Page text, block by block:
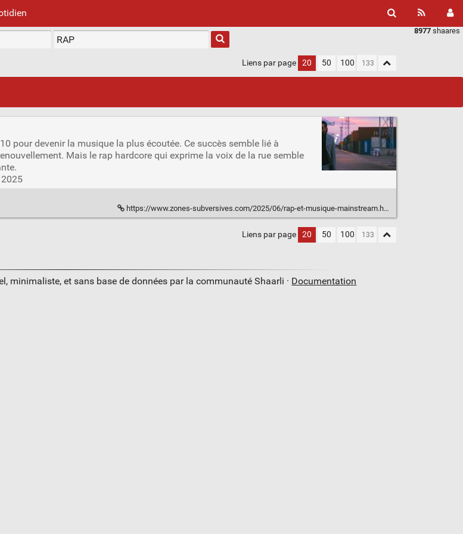
8977 shaares
Liens par page 20 50 100
pour devenir la musique la plus écoutée. Ce succès semble lié à
Mais le rap hardcore qui exprime la voix de la rue semble
https://www.zones-subversives.com/2025/06/rap-et-musique-mainstream.html
Liens par page 20 50 100
minimaliste, et sans base de données par la communauté Shaarli · Documentation